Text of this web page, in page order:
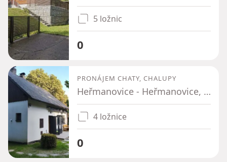
5 ložnic
0
PRONÁJEM CHATY, CHALUPY
Heřmanovice - Heřmanovice, Moravskoslezský kraj
4 ložnice
0